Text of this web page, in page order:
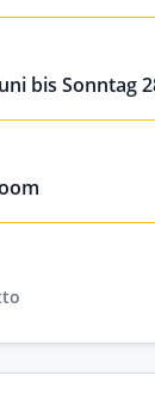
bis Sonntag